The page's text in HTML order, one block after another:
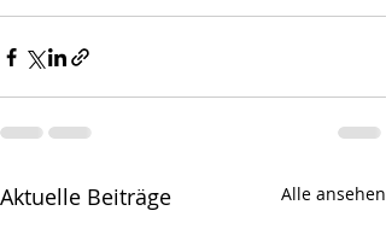
Aktuelle Beiträge Alle ansehen